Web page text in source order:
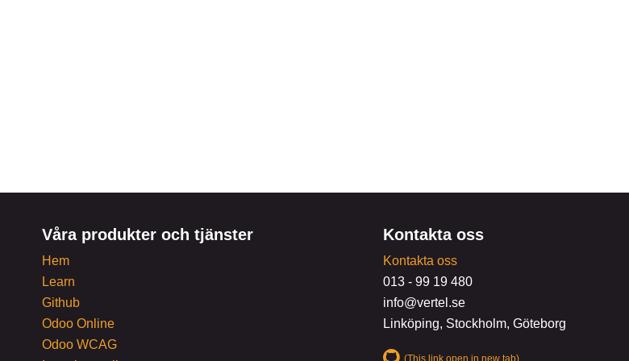
Våra produkter och tjänster
Hem
Learn
Github
Odoo Online
Odoo WCAG
Kontakta oss
Kontakta oss
013 - 99 19 480
info@vertel.se
Linköping, Stockholm, Göteborg